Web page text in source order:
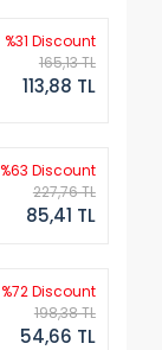
%31 Discount
165,13 TL
113,88 TL
%63 Discount
227,76 TL
85,41 TL
%72 Discount
198,38 TL
54,66 TL